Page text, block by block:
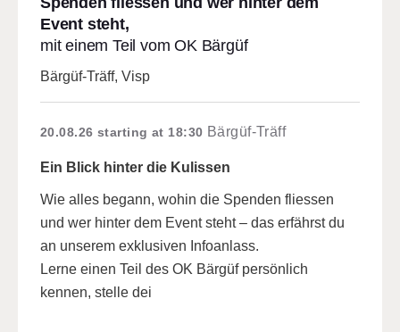
Event steht,
mit einem Teil vom OK Bärgüf
Bärgüf-Träff, Visp
20.08.26 starting at 18:30 Bärgüf-Träff
Ein Blick hinter die Kulissen
Wie alles begann, wohin die Spenden fliessen
und wer hinter dem Event steht – das erfährst du
an unserem exklusiven Infoanlass.
Lerne einen Teil des OK Bärgüf persönlich
kennen, stelle dei